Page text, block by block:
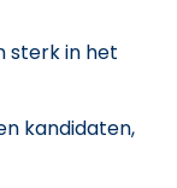
sterk in het
kandidaten,